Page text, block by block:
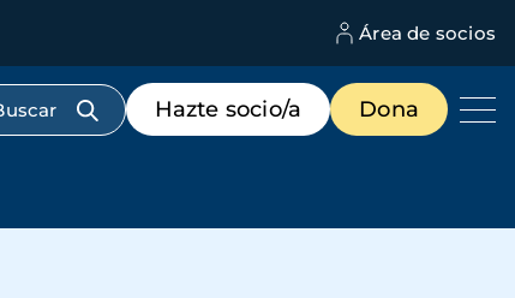
Área de socios
Menú
de
destacados
Hazte socio/a Dona